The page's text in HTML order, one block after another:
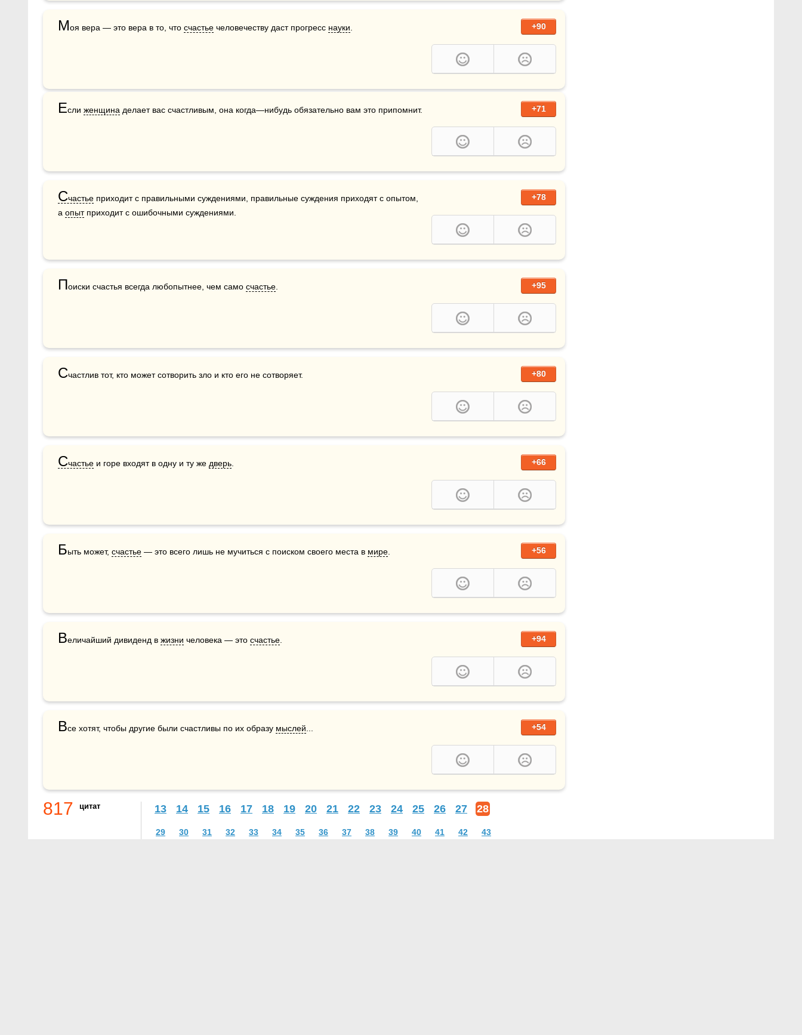
+90
Моя вера — это вера в то, что счастье человечеству даст прогресс науки
+71
Если женщина делает вас счастливым, она когда—нибудь обязательно вам это припомнит.
+78
Счастье приходит с правильными суждениями, правильные суждения приходят с опытом,
а опыт приходит с ошибочными суждениями.
+95
Поиски счастья всегда любопытнее, чем само счастье
+80
Счастлив тот, кто может сотворить зло и кто его не сотворяет.
+66
Счастье и горе входят в одну и ту же дверь
+56
Быть может, счастье — это всего лишь не мучиться с поиском своего места в мире
+94
Величайший дивиденд в жизни человека — это счастье
+54
Все хотят, чтобы другие были счастливы по их образу мыслей
817 цитат 13 14 15 16 17 18 19 20 21 22 23 24 25 26 27 28
29 30 31 32 33 34 35 36 37 38 39 40 41 42 43